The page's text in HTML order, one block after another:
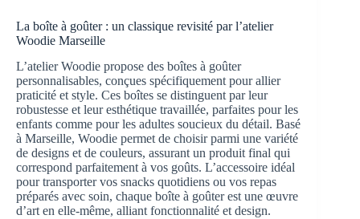
La boîte à goûter : un classique revisité par l’atelier
Woodie Marseille
L’atelier Woodie propose des boîtes à goûter
personnalisables, conçues spécifiquement pour allier
praticité et style. Ces boîtes se distinguent par leur
robustesse et leur esthétique travaillée, parfaites pour les
enfants comme pour les adultes soucieux du détail. Basé
à Marseille, Woodie permet de choisir parmi une variété
de designs et de couleurs, assurant un produit final qui
correspond parfaitement à vos goûts. L’accessoire idéal
pour transporter vos snacks quotidiens ou vos repas
préparés avec soin, chaque boîte à goûter est une œuvre
d’art en elle-même, alliant fonctionnalité et design.